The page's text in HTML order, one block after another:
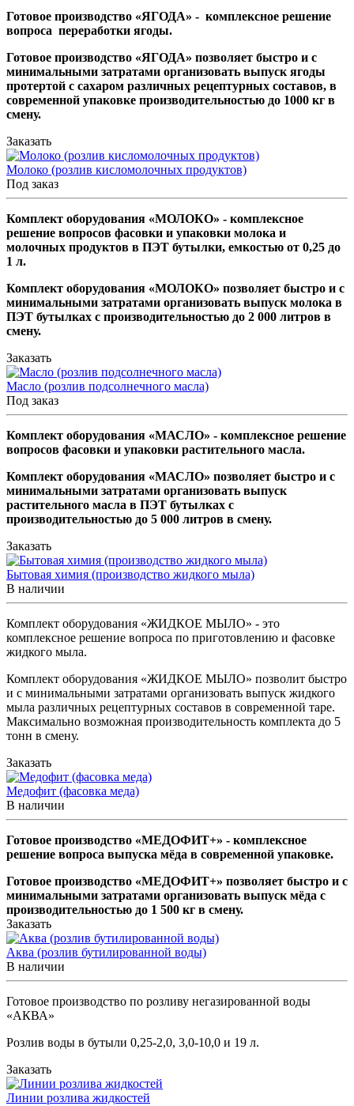
Готовое производство «ЯГОДА» - комплексное решение
вопроса переработки ягоды.
Готовое производство «ЯГОДА» позволяет быстро и с
минимальными затратами организовать выпуск ягоды
протертой с сахаром различных рецептурных составов, в
современной упаковке производительностью до 1000 кг в
смену.
Заказать
Молоко (розлив кисломолочных продуктов)
Под заказ
Комплект оборудования «МОЛОКО» - комплексное
решение вопросов фасовки и упаковки молока и
молочных продуктов в ПЭТ бутылки, емкостью от 0,25 до
1 л.
Комплект оборудования «МОЛОКО» позволяет быстро и с
минимальными затратами организовать выпуск молока в
ПЭТ бутылках с производительностью до 2 000 литров в
смену.
Заказать
Масло (розлив подсолнечного масла)
Под заказ
Комплект оборудования «МАСЛО» - комплексное решение
вопросов фасовки и упаковки растительного масла.
Комплект оборудования «МАСЛО» позволяет быстро и с
минимальными затратами организовать выпуск
растительного масла в ПЭТ бутылках с
производительностью до 5 000 литров в смену.
Заказать
Бытовая химия (производство жидкого мыла)
В наличии
Комплект оборудования «ЖИДКОЕ МЫЛО» - это
комплексное решение вопроса по приготовлению и фасовке
жидкого мыла.
Комплект оборудования «ЖИДКОЕ МЫЛО» позволит быстро
и с минимальными затратами организовать выпуск жидкого
мыла различных рецептурных составов в современной таре.
Максимально возможная производительность комплекта до 5
тонн в смену.
Заказать
Медофит (фасовка меда)
В наличии
Готовое производство «МЕДОФИТ+» - комплексное
решение вопроса выпуска мёда в современной упаковке.
Готовое производство «МЕДОФИТ+» позволяет быстро и с
минимальными затратами организовать выпуск мёда с
производительностью до 1 500 кг в смену.
Заказать
Аква (розлив бутилированной воды)
В наличии
Готовое производство по розливу негазированной воды
«АКВА»
Розлив воды в бутыли 0,25-2,0, 3,0-10,0 и 19 л.
Заказать
Линии розлива жидкостей